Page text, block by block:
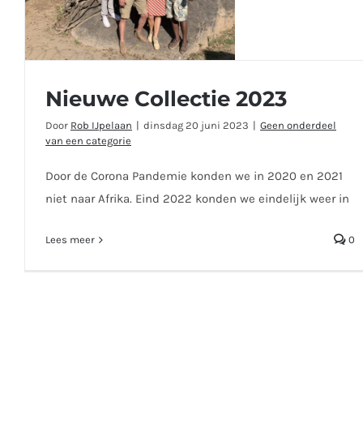
Nieuwe Collectie 2023
Door Rob IJpelaan | dinsdag 20 juni 2023 | Geen onderdeel
van een categorie
Door de Corona Pandemie konden we in 2020 en 2021
niet naar Afrika. Eind 2022 konden we eindelijk weer in
Lees meer 0